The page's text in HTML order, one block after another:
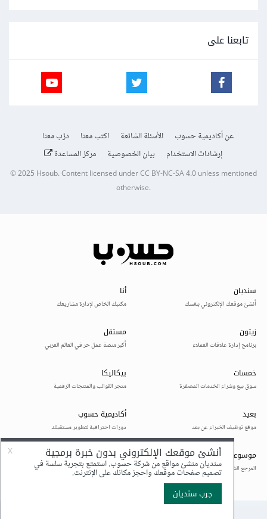
تابعنا على
عن أكاديمية حسوب الأسئلة الشائعة اكتب معنا
درّب معنا
إرشادات الاستخدام
بيان الخصوصية مركز المساعدة
© 2025Hsoub.Content licensed underCC BY-NC-SA 4.0unless mentioned
otherwise.